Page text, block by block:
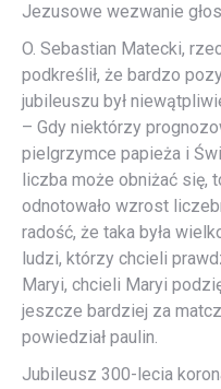
Jezusowe wezwanie
O. Sebastian Matecki,
podkreślił, że bardzo
jubileuszu był
– Gdy niektórzy
pielgrzymce papieża i
liczba może obniżać się,
odnotowało wzrost
radość, że taka była
ludzi, którzy chcieli
Maryi, chcieli Maryi
jeszcze bardziej za
powiedział paulin.
Jubileusz 300-lecia